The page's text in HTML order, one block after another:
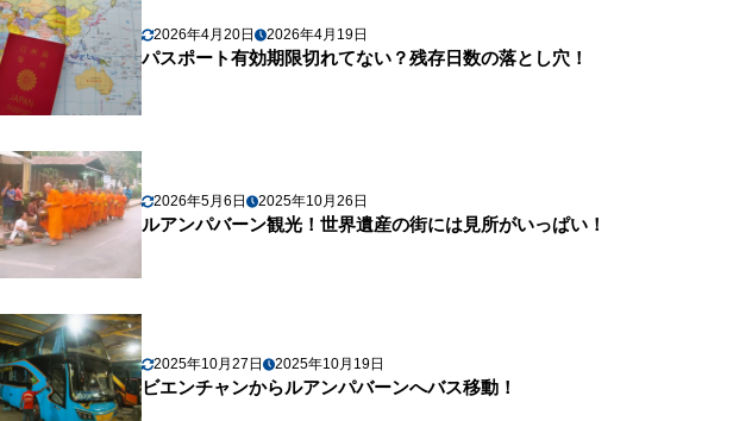
2026年4月20日 2026年4月19日
パスポート有効期限切れてない？残存日数の落とし穴！
2026年5月6日 2025年10月26日
ルアンパバーン観光！世界遺産の街には見所がいっぱい！
2025年10月27日 2025年10月19日
ビエンチャンからルアンパバーンへバス移動！